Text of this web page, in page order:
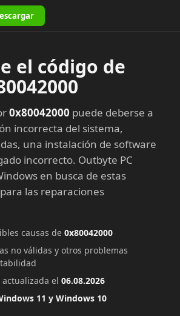
el código de
0x80042000 puede deberse a
incorrecta del sistema,
una instalación de software
incorrecto. Outbyte PC
en busca de estas
las reparaciones
causas de 0x80042000
no válidas y otros problemas
el 06.08.2026
11 y Windows 10